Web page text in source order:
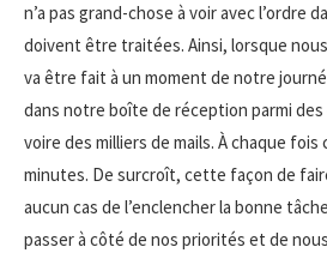
n’a pas grand-chose à voir avec l’ordre
doivent être traitées. Ainsi, lorsque
va être fait à un moment de notre
dans notre boîte de réception parmi
voire des milliers de mails. À chaque
minutes. De surcroît, cette façon de
aucun cas de l’enclencher la bonne
passer à côté de nos priorités et de